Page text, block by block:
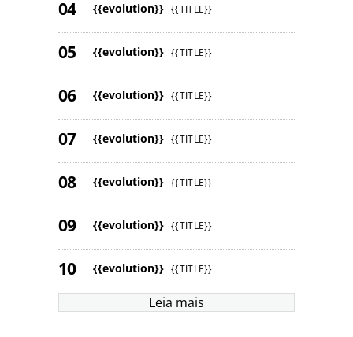
{{evolution}} {{TITLE}}
{{evolution}} {{TITLE}}
{{evolution}} {{TITLE}}
{{evolution}} {{TITLE}}
{{evolution}} {{TITLE}}
{{evolution}} {{TITLE}}
{{evolution}} {{TITLE}}
Leia mais